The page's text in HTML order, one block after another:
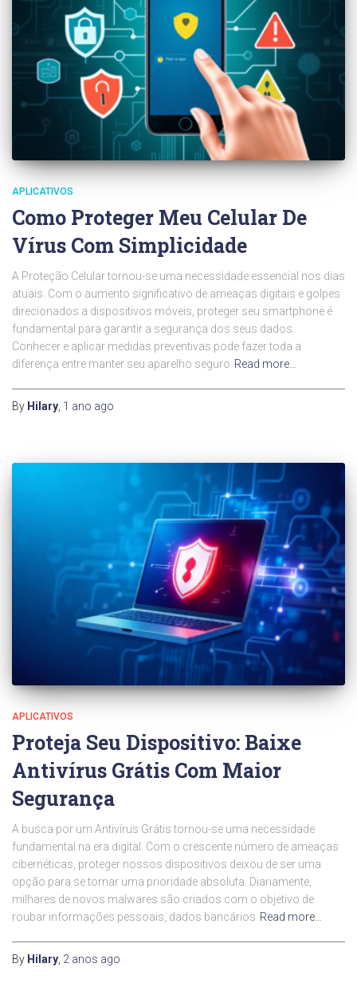
APLICATIVOS
Como Proteger Meu Celular De
Vírus Com Simplicidade
A Proteção Celular tornou-se uma necessidade essencial nos dias
atuais. Com o aumento significativo de ameaças digitais e golpes
direcionados a dispositivos móveis, proteger seu smartphone é
fundamental para garantir a segurança dos seus dados.
Conhecer e aplicar medidas preventivas pode fazer toda a
diferença entre manter seu aparelho seguro Read more…
By Hilary, 1 ano ago
APLICATIVOS
Proteja Seu Dispositivo: Baixe
Antivírus Grátis Com Maior
Segurança
A busca por um Antivírus Grátis tornou-se uma necessidade
fundamental na era digital. Com o crescente número de ameaças
cibernéticas, proteger nossos dispositivos deixou de ser uma
opção para se tornar uma prioridade absoluta. Diariamente,
milhares de novos malwares são criados com o objetivo de
roubar informações pessoais, dados bancários Read more…
By Hilary 2 anos ago